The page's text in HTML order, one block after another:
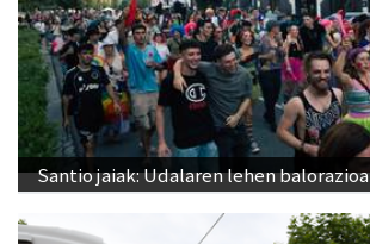
Santio jaiak: Udalaren lehen balorazioa